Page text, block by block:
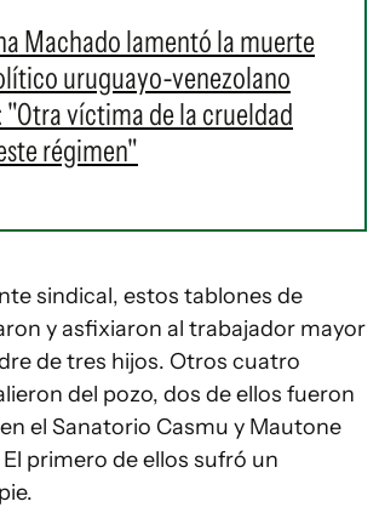
Machado lamentó la muerte
uruguayo-venezolano
"Otra víctima de la crueldad
régimen"
sindical, estos tablones de
y asfixiaron al trabajador mayor
de tres hijos. Otros cuatro
del pozo, dos de ellos fueron
el Sanatorio Casmu y Mautone
primero de ellos sufró un